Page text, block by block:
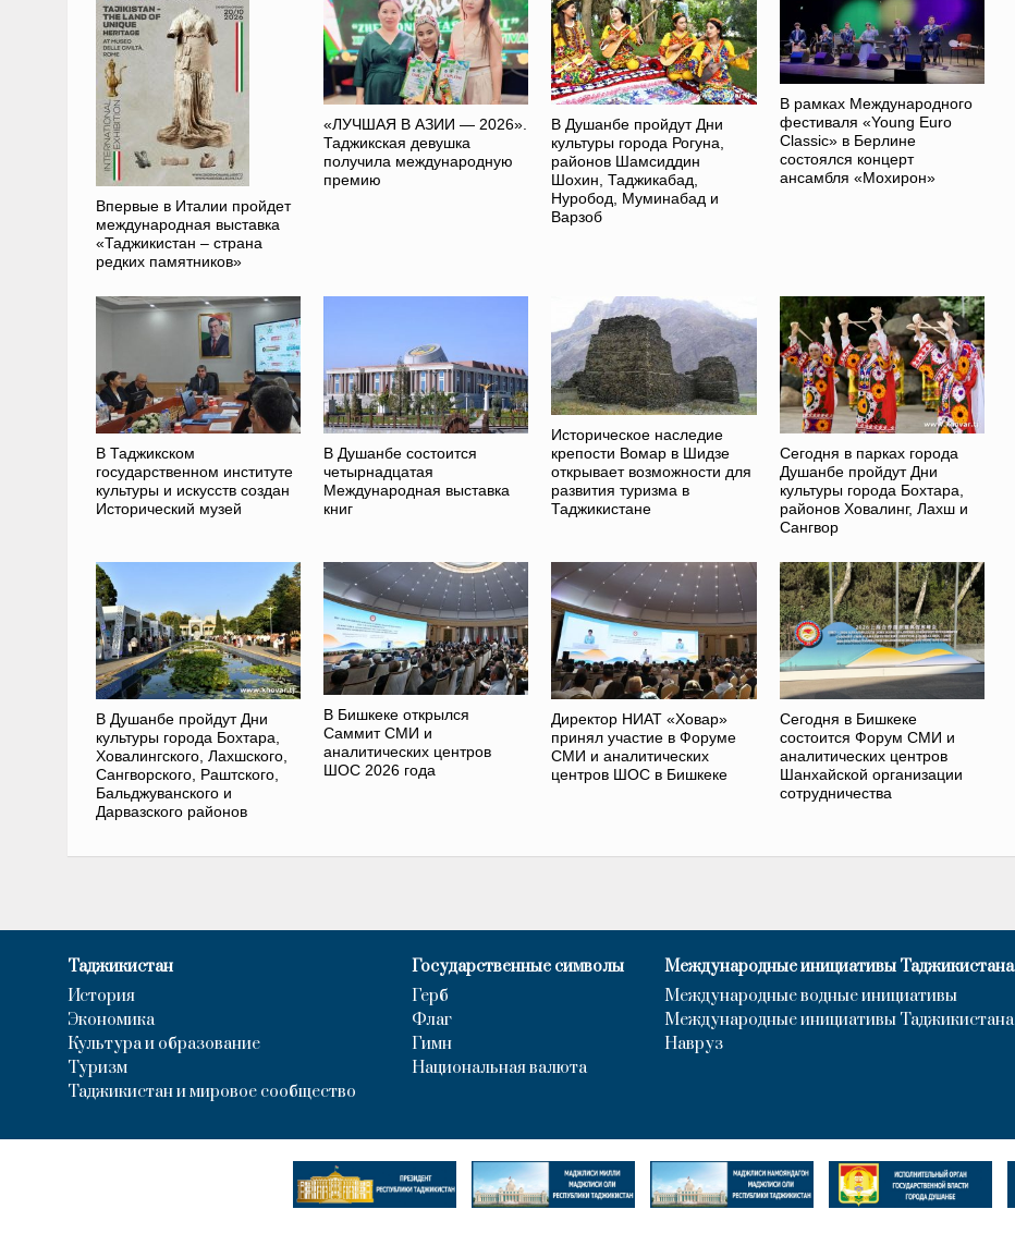
Впервые в Италии пройдет
международная выставка
«Таджикистан – страна
редких памятников»
«ЛУЧШАЯ В АЗИИ — 2026».
Таджикская девушка
получила международную
премию
В Душанбе пройдут Дни
культуры города Рогуна,
районов Шамсиддин
Шохин, Таджикабад,
Нуробод, Муминабад и
Варзоб
В рамках Международного
фестиваля «Young Euro
Classic» в Берлине
состоялся концерт
ансамбля «Мохирон»
В Таджикском
государственном институте
культуры и искусств создан
Исторический музей
В Душанбе состоится
четырнадцатая
Международная выставка
книг
Историческое наследие
крепости Вомар в Шидзе
открывает возможности для
развития туризма в
Таджикистане
Сегодня в парках города
Душанбе пройдут Дни
культуры города Бохтара,
районов Ховалинг, Лахш и
Сангвор
В Душанбе пройдут Дни
культуры города Бохтара,
Ховалингского, Лахшского,
Сангворского, Раштского,
Бальджуванского и
Дарвазского районов
В Бишкеке открылся
Саммит СМИ и
аналитических центров
ШОС 2026 года
Директор НИАТ «Ховар»
принял участие в Форуме
СМИ и аналитических
центров ШОС в Бишкеке
Сегодня в Бишкеке
состоится Форум СМИ и
аналитических центров
Шанхайской организации
сотрудничества
Таджикистан
История
Экономика
Культура и образование
Туризм
Таджикистан и мировое сообщество
Государственные символы
Герб
Флаг
Гимн
Национальная валюта
Международные инициативы Таджикистана
Международные водные инициативы
Международные инициативы Таджикистана
Навруз